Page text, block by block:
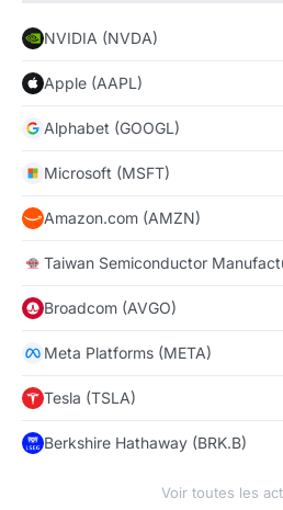
NVIDIA (NVDA)
Apple (AAPL)
Alphabet (GOOGL)
Microsoft (MSFT)
Amazon.com (AMZN)
Taiwan Semiconductor
Broadcom (AVGO)
Meta Platforms (META)
Tesla (TSLA)
Berkshire Hathaway (BRK.B)
Voir toutes les